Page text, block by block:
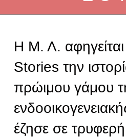
Η Μ. Λ.
Stories την
πρώιμου γάμου
έζησε σε